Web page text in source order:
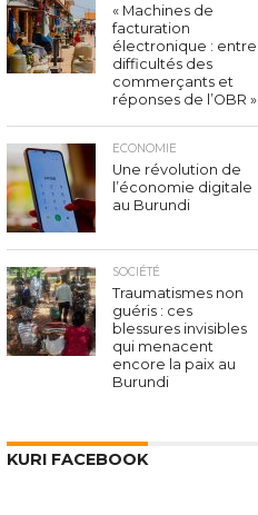
« Machines de
facturation
électronique : entre
difficultés des
commerçants et
réponses de l’OBR »
ECONOMIE
Une révolution de
l’économie digitale
au Burundi
SOCIÉTÉ
Traumatismes non
guéris : ces
blessures invisibles
qui menacent
encore la paix au
Burundi
KURI FACEBOOK